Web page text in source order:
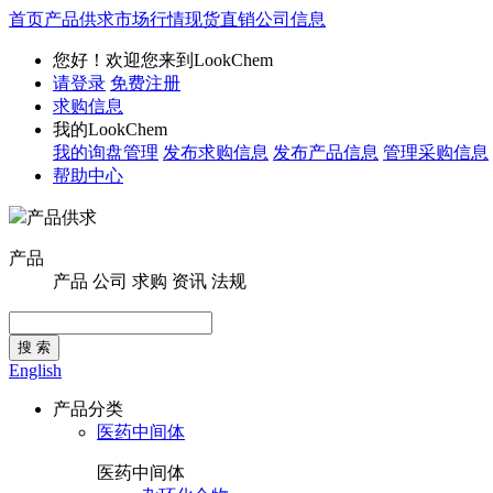
首页产品供求市场行情现货直销公司信息
您好！欢迎您来到LookChem
请登录 免费注册
求购信息
我的LookChem
我的询盘管理 发布求购信息 发布产品信息 管理采购信息
帮助中心
产品供求
产品
产品 公司 求购 资讯 法规
搜 索
English
产品分类
医药中间体
医药中间体